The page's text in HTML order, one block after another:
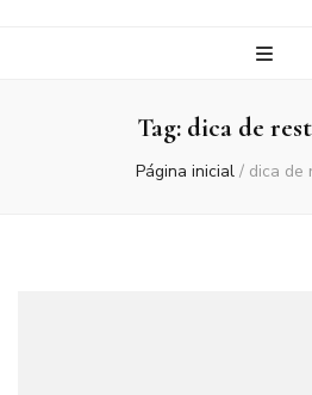
Tag: dica de
Página inicial / dica de